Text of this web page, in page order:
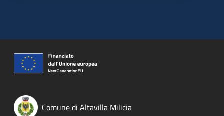
Comune di Altavilla Milicia